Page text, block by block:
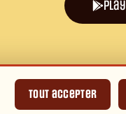
Tout accepter